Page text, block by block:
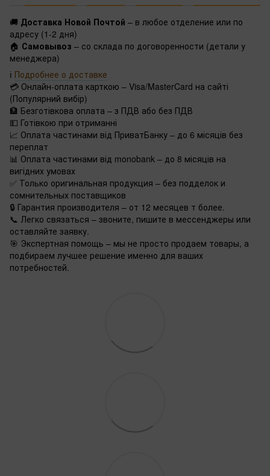
🚚 Доставка Новой Почтой – в любое отделение или по
адресу (1-2 дня)
🏠 Самовывоз – со склада по договоренности (детали у
менеджера)
ℹ️ Подробнее о доставке
💳 Онлайн-оплата карткою – Visa/MasterCard на сайті
(Популярний вибір)
🏦 Безготівкова оплата – з ПДВ або без ПДВ
💵 Готівкою при отриманні
📈 Оплата частинами від ПриватБанку – до 6 місяців без
переплат
📊 Оплата частинами від monobank – до 8 місяців на
вигідних умовах
✅ Только оригинальная продукция – без подделок и
сомнительных поставщиков
🔒 Гарантия производителя – от 12 месяцев т более.
📞 Легко связаться – звоните, пишите в мессенджеры или
оставляйте заявку.
🎯 Экспертная помощь – мы не просто продаем товары, а
подбираем лучшее решение именно для ваших
потребностей.